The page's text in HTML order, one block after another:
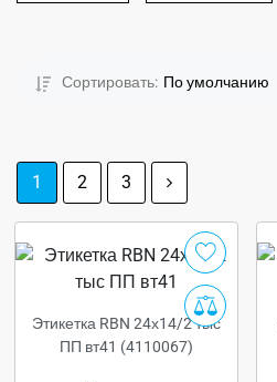
Сортировать: По умолчанию
1 2 3
Этикетка RBN 24х14/2 тыс
ПП вт41 (4110067)